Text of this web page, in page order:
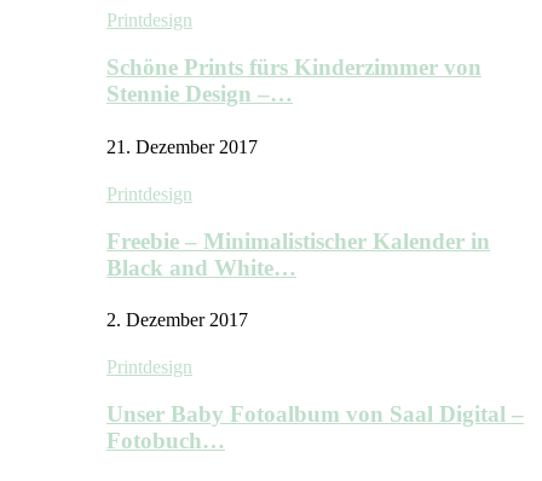
Printdesign
Schöne Prints fürs Kinderzimmer von
Stennie Design –…
21. Dezember 2017
Printdesign
Freebie – Minimalistischer Kalender in
Black and White…
2. Dezember 2017
Printdesign
Unser Baby Fotoalbum von Saal Digital –
Fotobuch…